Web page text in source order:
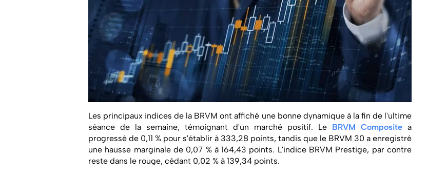
Les principaux indices de la BRVM ont affiché une bonne dynamique à la fin de l'ultime
séance de la semaine, témoignant d'un marché positif. Le BRVM Composite a
progressé de 0,11 % pour s'établir à 333,28 points, tandis que le BRVM 30 a enregistré
une hausse marginale de 0,07 % à 164,43 points. L'indice BRVM Prestige, par contre
reste dans le rouge, cédant 0,02 % à 139,34 points.